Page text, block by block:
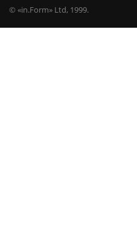
© «in.Form» Ltd, 1999.